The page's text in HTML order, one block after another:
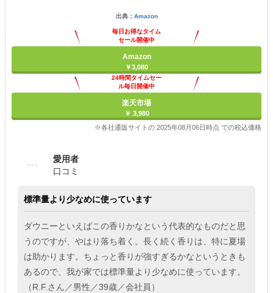
出典： Amazon
毎日お得なタイム
セール開催中
Amazon
￥3,080
24時間タイムセー
ル毎日開催中
楽天市場
￥ 3,980
※各社通販サイトの 2025年08月06日時点 での税込価格
愛用者
口コミ
標準量より少なめに使っています
ダウニーといえばこの香りかなという代表的なものだと思
うのですが、やはり落ち着く。長く続く香りは、特に夏場
は助かります。ちょっと香りが強すぎるかなというときも
あるので、我が家では標準量より少なめに使っています。
（R.F.さん／男性／39歳／会社員）